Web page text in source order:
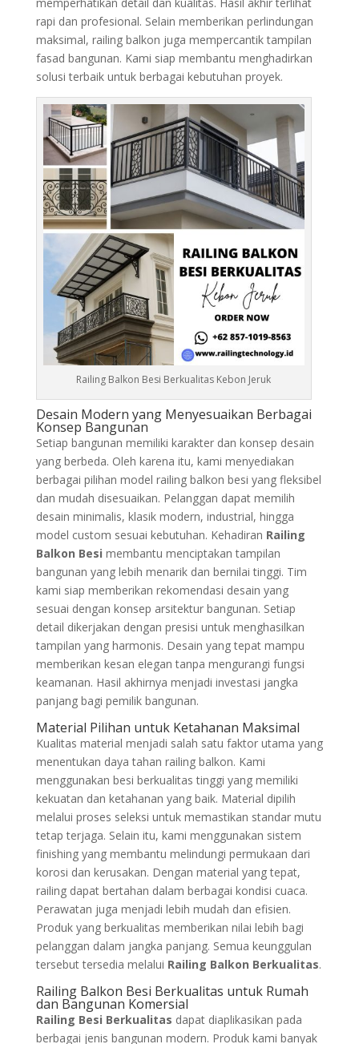
memperhatikan detail dan kualitas. Hasil akhir terlihat
rapi dan profesional. Selain memberikan perlindungan
maksimal, railing balkon juga mempercantik tampilan
fasad bangunan. Kami siap membantu menghadirkan
solusi terbaik untuk berbagai kebutuhan proyek.
Railing Balkon Besi Berkualitas Kebon Jeruk
Desain Modern yang Menyesuaikan Berbagai
Konsep Bangunan
Setiap bangunan memiliki karakter dan konsep desain
yang berbeda. Oleh karena itu, kami menyediakan
berbagai pilihan model railing balkon besi yang fleksibel
dan mudah disesuaikan. Pelanggan dapat memilih
desain minimalis, klasik modern, industrial, hingga
model custom sesuai kebutuhan. Kehadiran Railing
Balkon Besi membantu menciptakan tampilan
bangunan yang lebih menarik dan bernilai tinggi. Tim
kami siap memberikan rekomendasi desain yang
sesuai dengan konsep arsitektur bangunan. Setiap
detail dikerjakan dengan presisi untuk menghasilkan
tampilan yang harmonis. Desain yang tepat mampu
memberikan kesan elegan tanpa mengurangi fungsi
keamanan. Hasil akhirnya menjadi investasi jangka
panjang bagi pemilik bangunan.
Material Pilihan untuk Ketahanan Maksimal
Kualitas material menjadi salah satu faktor utama yang
menentukan daya tahan railing balkon. Kami
menggunakan besi berkualitas tinggi yang memiliki
kekuatan dan ketahanan yang baik. Material dipilih
melalui proses seleksi untuk memastikan standar mutu
tetap terjaga. Selain itu, kami menggunakan sistem
finishing yang membantu melindungi permukaan dari
korosi dan kerusakan. Dengan material yang tepat,
railing dapat bertahan dalam berbagai kondisi cuaca.
Perawatan juga menjadi lebih mudah dan efisien.
Produk yang berkualitas memberikan nilai lebih bagi
pelanggan dalam jangka panjang. Semua keunggulan
tersebut tersedia melalui Railing Balkon Berkualitas.
Railing Balkon Besi Berkualitas untuk Rumah
dan Bangunan Komersial
Railing Besi Berkualitas dapat diaplikasikan pada
berbagai jenis bangunan modern. Produk kami banyak